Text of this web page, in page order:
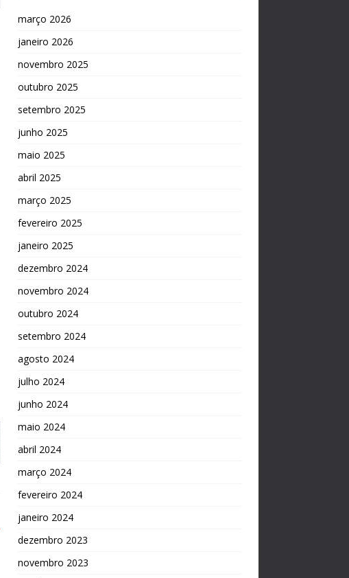
março 2026
janeiro 2026
novembro 2025
outubro 2025
setembro 2025
junho 2025
maio 2025
abril 2025
março 2025
fevereiro 2025
janeiro 2025
dezembro 2024
novembro 2024
outubro 2024
setembro 2024
agosto 2024
julho 2024
junho 2024
maio 2024
abril 2024
março 2024
fevereiro 2024
janeiro 2024
dezembro 2023
novembro 2023